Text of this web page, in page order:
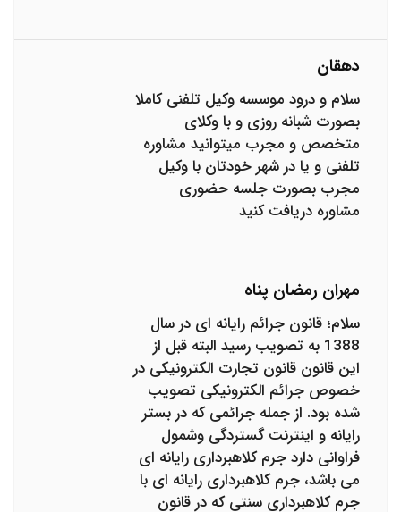
دهقان
سلام و درود موسسه وکیل تلفنی کاملا
بصورت شبانه روزی و با وکلای
متخصص و مجرب میتوانید مشاوره
تلفنی و یا در شهر خودتان با وکیل
مجرب بصورت جلسه حضوری
مشاوره دریافت کنید
مهران رمضان پناه
سلام؛ قانون جرائم رایانه ای در سال
1388 به تصویب رسید البته قبل از
این قانون قانون تجارت الکترونیکی در
خصوص جرائم الکترونیکی تصویب
شده بود. از جمله جرائمی که در بستر
رایانه و اینترنت گستردگی وشمول
فراوانی دارد جرم کلاهبرداری رایانه ای
می باشد، جرم کلاهبرداری رایانه ای با
جرم کلاهبرداری سنتی که در قانون